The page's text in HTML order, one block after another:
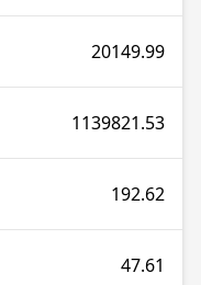
20149.99
1139821.53
192.62
47.61